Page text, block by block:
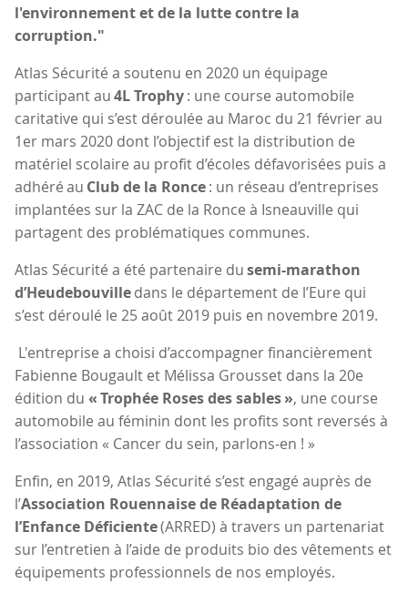
l'environnement et de la lutte contre la
corruption."
Atlas Sécurité a soutenu en 2020 un équipage
participant au4L Trophy: une course automobile
caritative qui s’est déroulée au Maroc du 21 février au
1er mars 2020 dont l’objectif est la distribution de
matériel scolaire au profit d’écoles défavorisées puis a
adhéré au Club de la Ronce: un réseau d’entreprises
implantées sur la ZAC de la Ronce à Isneauville qui
partagent des problématiques communes.
Atlas Sécurité a été partenaire dusemi-marathon
d’Heudebouvilledans le département de l’Eure qui
s’est déroulé le 25 août 2019 puis en novembre 2019.
L'entreprise a choisi d’accompagner financièrement
Fabienne Bougault et Mélissa Grousset dans la 20e
édition du « Trophée Roses des sables », une course
automobile au féminin dont les profits sont reversés à
l’association « Cancer du sein, parlons-en ! »
Enfin, en 2019, Atlas Sécurité s’est engagé auprès de
l’Association Rouennaise de Réadaptation de
l’Enfance Déficiente(ARRED) à travers un partenariat
sur l’entretien à l’aide de produits bio des vêtements et
équipements professionnels de nos employés.